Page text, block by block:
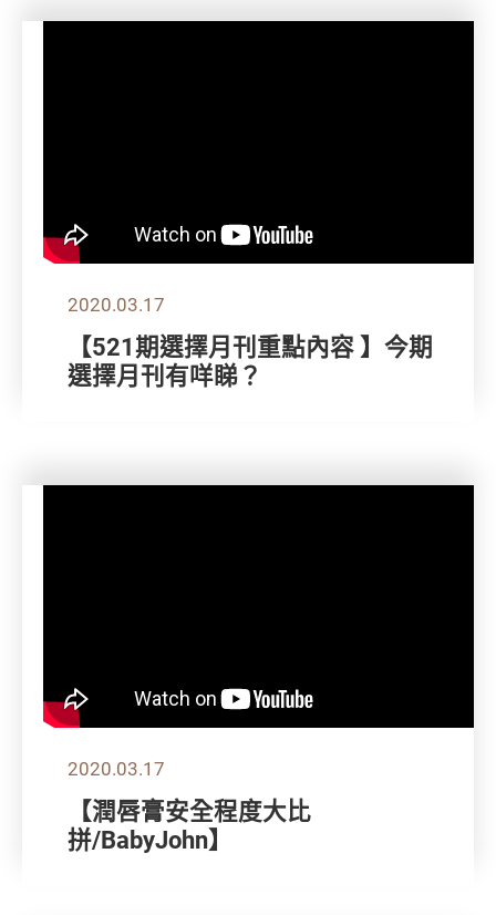
2020.03.17
【521期選擇月刊重點內容 】今期
選擇月刊有咩睇？
2020.03.17
【潤唇膏安全程度大比
拼/BabyJohn】